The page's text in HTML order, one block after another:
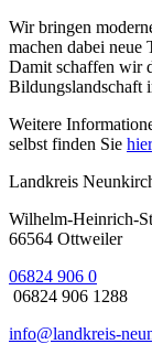
Wir bringen
machen dabei neue
Damit schaffen wir
Bildungslandschaft
Weitere
selbst finden Sie
Landkreis
Wilhelm-Heinrich-
66564 Ottweiler
06824 906 0
06824 906 1288
info@landkreis-